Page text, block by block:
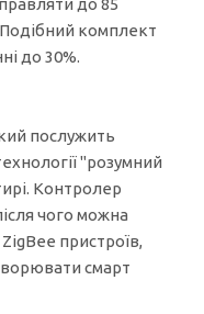
комплект
до 30%.
послужить
"розумний
Контролер
чого можна
пристроїв,
смарт